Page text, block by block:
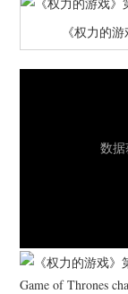
《权力的
Game of Thrones